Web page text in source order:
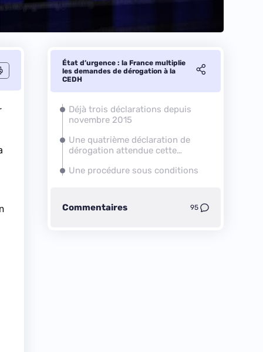
État d’urgence : la France multiplie
les demandes de dérogation à la
CEDH
Déjà trois déclarations depuis
novembre 2015
Une quatrième déclaration de
dérogation attendue cette
Une procédure sous conditions
Commentaires 95